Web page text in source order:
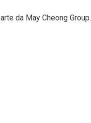
da May Cheong Group.